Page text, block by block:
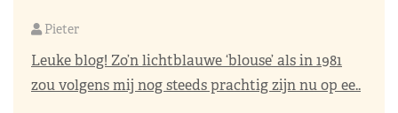
Pieter
Leuke blog! Zo’n lichtblauwe ‘blouse’ als in 1981
zou volgens mij nog steeds prachtig zijn nu op ee..